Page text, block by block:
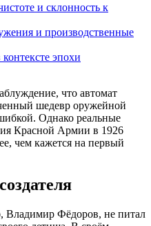
и склонность к
и производственные
эпохи
что автомат
шедевр оружейной
Однако реальные
Красной Армии в 1926
чем кажется на первый
Владимир Фёдоров, не питал